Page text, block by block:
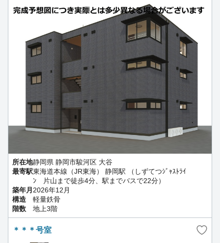
所在地静岡県 静岡市駿河区 大谷
最寄駅東海道本線（JR東海） 静岡駅 （しずてつｼﾞｬｽﾄﾗｲ
ﾝ 片山まで徒歩4分、駅までバスで22分）
築年月 2026年12月
構造
軽量鉄骨
階数
地上3階
＊＊＊号室